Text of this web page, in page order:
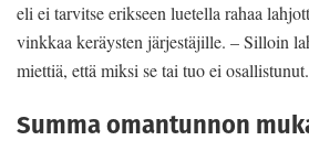
eli ei tarvitse erikseen luetella rahaa
vinkkaa keräysten järjestäjille. – Silloin
miettiä, että miksi se tai tuo ei osallistunut.
Summa omantunnon